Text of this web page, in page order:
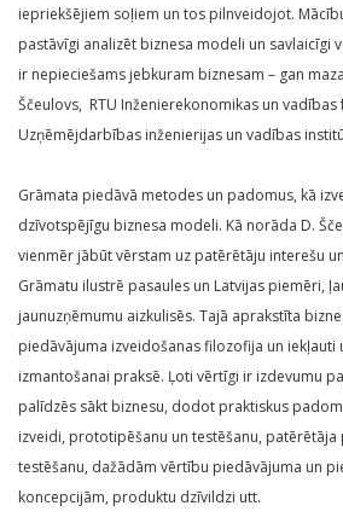
iepriekšējiem soļiem un tos pilnveidojot.
pastāvīgi analizēt biznesa modeli un savlaicīgi
ir nepieciešams jebkuram biznesam – gan
Ščeulovs, RTU Inženierekonomikas un vadības
Uzņēmējdarbības inženierijas un vadības
Grāmata piedāvā metodes un padomus, kā
dzīvotspējīgu biznesa modeli. Kā norāda D.
vienmēr jābūt vērstam uz patērētāju interešu
Grāmatu ilustrē pasaules un Latvijas piemēri,
jaunuzņēmumu aizkulisēs. Tajā aprakstīta
piedāvājuma izveidošanas filozofija un iekļauti
izmantošanai praksē. Ļoti vērtīgi ir izdevumu
palīdzēs sākt biznesu, dodot praktiskus
izveidi, prototipēšanu un testēšanu,
testēšanu, dažādām vērtību piedāvājuma un
koncepcijām, produktu dzīvildzi utt.